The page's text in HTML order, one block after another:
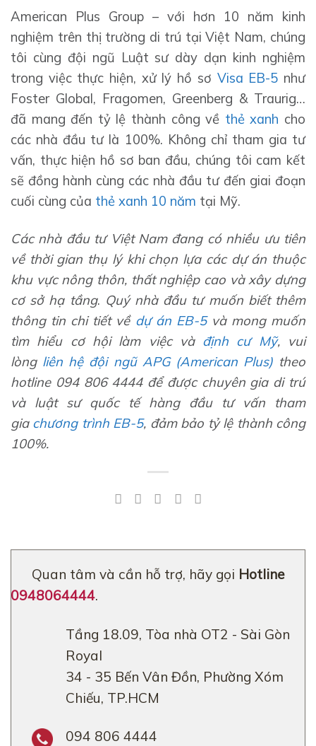
American Plus Group – với hơn 10 năm kinh
nghiệm trên thị trường di trú tại Việt Nam, chúng
tôi cùng đội ngũ Luật sư dày dạn kinh nghiệm
trong việc thực hiện, xử lý hồ sơ Visa EB-5 như
Foster Global, Fragomen, Greenberg & Traurig…
đã mang đến tỷ lệ thành công về thẻ xanh cho
các nhà đầu tư là 100%. Không chỉ tham gia tư
vấn, thực hiện hồ sơ ban đầu, chúng tôi cam kết
sẽ đồng hành cùng các nhà đầu tư đến giai đoạn
cuối cùng của thẻ xanh 10 năm tại Mỹ.
Các nhà đầu tư Việt Nam đang có nhiều ưu tiên
về thời gian thụ lý khi chọn lựa các dự án thuộc
khu vực nông thôn, thất nghiệp cao và xây dựng
cơ sở hạ tầng. Quý nhà đầu tư muốn biết thêm
thông tin chi tiết về dự án EB-5và mong muốn
tìm hiểu cơ hội làm việc và định cư Mỹ, vui
lòngliên hệ đội ngũ APG (American Plus)theo
hotline 094 806 4444 để được chuyên gia di trú
và luật sư quốc tế hàng đầu tư vấn tham
gia chương trình EB-5, đảm bảo tỷ lệ thành công
100%.
Quan tâm và cần hỗ trợ, hãy gọi Hotline
0948064444.
Tầng 18.09, Tòa nhà OT2 - Sài Gòn
Royal
34 - 35 Bến Vân Đồn, Phường Xóm
Chiếu, TP.HCM
094 806 4444